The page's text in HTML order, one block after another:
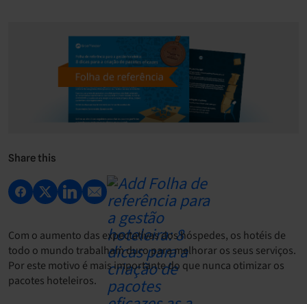
Share this
Com o aumento das expectativas dos hóspedes, os hotéis de
todo o mundo trabalham duro para melhorar os seus serviços.
Por este motivo é mais importante do que nunca otimizar os
pacotes hoteleiros.